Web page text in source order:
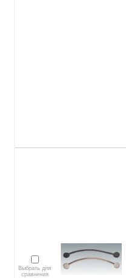
Выбрать для
сравнения